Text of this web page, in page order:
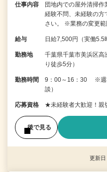
仕事内容
団地内での屋外清掃作
経験不問、未経験の方
さい。 ※業務の変更範
給与 日給7,500円（実働
勤務地
千葉県千葉市美浜区
り徒歩5分）
勤務時間
9：00～16：30 ※週3
談）
応募資格 ★未経験者大歓迎！親
後で見る
更新